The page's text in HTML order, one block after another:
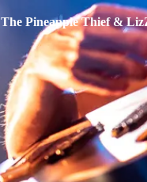
The Pineapple Thief &